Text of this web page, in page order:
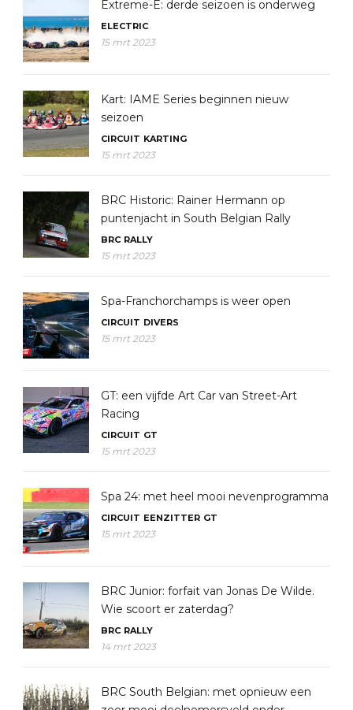
Extreme-E: derde seizoen is onderweg
ELECTRIC
15 mrt 2023
Kart: IAME Series beginnen nieuw
seizoen
CIRCUIT KARTING
15 mrt 2023
BRC Historic: Rainer Hermann op
puntenjacht in South Belgian Rally
BRC RALLY
15 mrt 2023
Spa-Franchorchamps is weer open
CIRCUIT DIVERS
15 mrt 2023
GT: een vijfde Art Car van Street-Art
Racing
CIRCUIT GT
15 mrt 2023
Spa 24: met heel mooi nevenprogramma
CIRCUIT EENZITTER GT
15 mrt 2023
BRC Junior: forfait van Jonas De Wilde.
Wie scoort er zaterdag?
BRC RALLY
14 mrt 2023
BRC South Belgian: met opnieuw een